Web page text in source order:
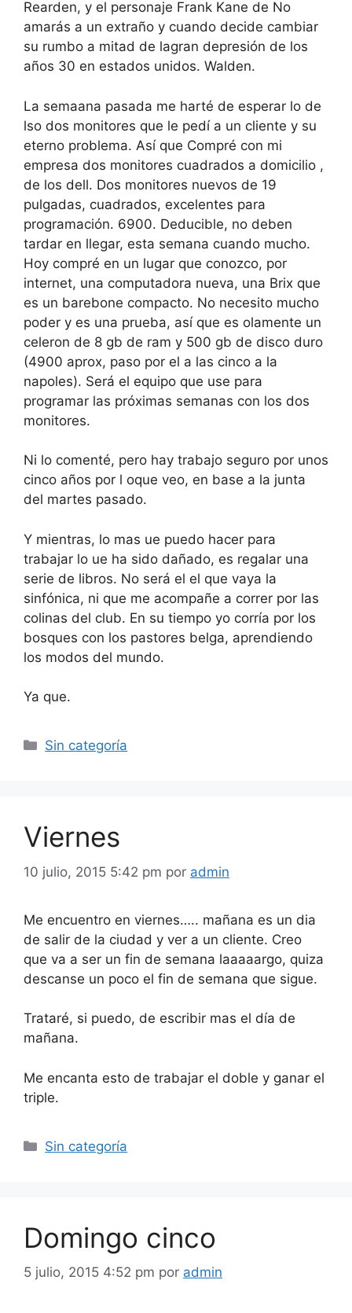
Rearden, y el personaje Frank Kane de No
amarás a un extraño y cuando decide cambiar
su rumbo a mitad de lagran depresión de los
años 30 en estados unidos. Walden.
La semaana pasada me harté de esperar lo de
lso dos monitores que le pedí a un cliente y su
eterno problema. Así que Compré con mi
empresa dos monitores cuadrados a domicilio ,
de los dell. Dos monitores nuevos de 19
pulgadas, cuadrados, excelentes para
programación. 6900. Deducible, no deben
tardar en llegar, esta semana cuando mucho.
Hoy compré en un lugar que conozco, por
internet, una computadora nueva, una Brix que
es un barebone compacto. No necesito mucho
poder y es una prueba, así que es olamente un
celeron de 8 gb de ram y 500 gb de disco duro
(4900 aprox, paso por el a las cinco a la
napoles). Será el equipo que use para
programar las próximas semanas con los dos
monitores.
Ni lo comenté, pero hay trabajo seguro por unos
cinco años por l oque veo, en base a la junta
del martes pasado.
Y mientras, lo mas ue puedo hacer para
trabajar lo ue ha sido dañado, es regalar una
serie de libros. No será el el que vaya la
sinfónica, ni que me acompañe a correr por las
colinas del club. En su tiempo yo corría por los
bosques con los pastores belga, aprendiendo
los modos del mundo.
Ya que.
Categorías
Sin categoría
Viernes
10 julio, 2015 5:42 pm por admin
Me encuentro en viernes….. mañana es un dia
de salir de la ciudad y ver a un cliente. Creo
que va a ser un fin de semana laaaaargo, quiza
descanse un poco el fin de semana que sigue.
Trataré, si puedo, de escribir mas el día de
mañana.
Me encanta esto de trabajar el doble y ganar el
triple.
Categorías
Sin categoría
Domingo cinco
5 julio, 2015 4:52 pm por admin